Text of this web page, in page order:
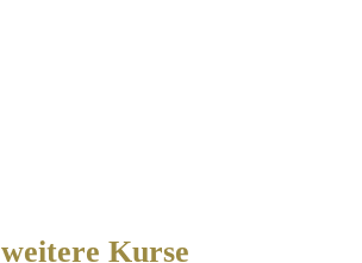
weitere Kurse